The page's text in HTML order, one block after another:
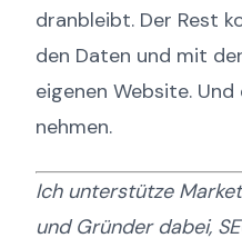
dranbleibt. Der Rest
den Daten und mit
eigenen Website.
nehmen.
Ich unterstütze
und Gründer dabei,